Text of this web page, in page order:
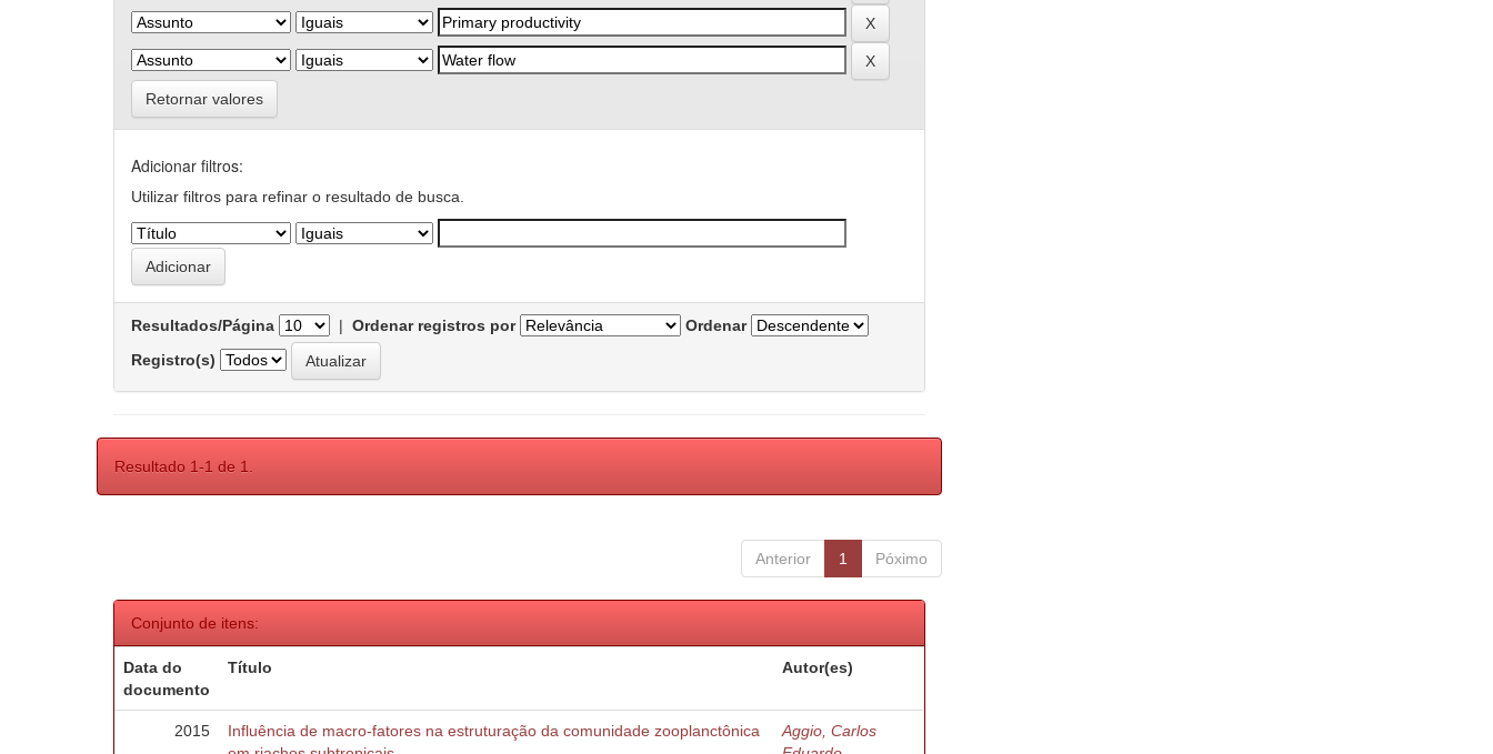
Retornar valores
Adicionar filtros:
Utilizar filtros para refinar o resultado de busca.
Resultados/Página | Ordenar registros por
Ordenar
Registro(s)
Resultado 1-1 de 1.
Anterior 1 Póximo
Conjunto de itens:
Data do
documento
Título Autor(es)
2015
Influência de macro-fatores na estruturação da comunidade zooplanctônica
Aggio, Carlos